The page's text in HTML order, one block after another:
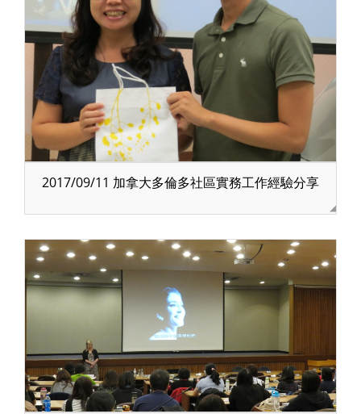
2017/09/11 加拿大多倫多社區實務工作經驗分享